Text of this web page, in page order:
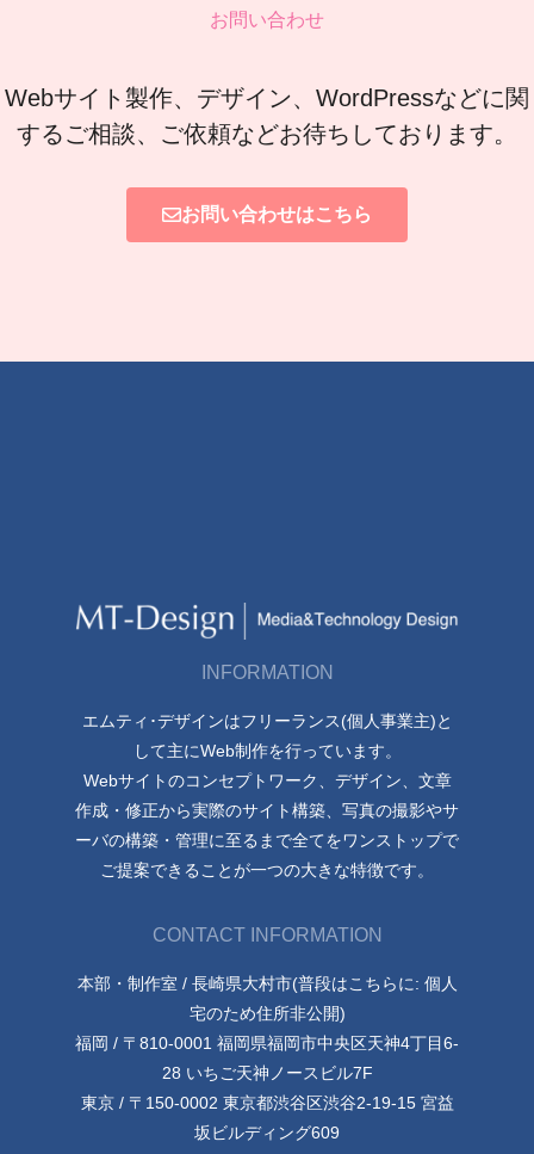
お問い合わせ
Webサイト製作、デザイン、WordPressなどに関
するご相談、ご依頼などお待ちしております。
お問い合わせはこちら
INFORMATION
エムティ･デザインはフリーランス(個人事業主)と
して主にWeb制作を行っています。
Webサイトのコンセプトワーク、デザイン、文章
作成・修正から実際のサイト構築、写真の撮影やサ
ーバの構築・管理に至るまで全てをワンストップで
ご提案できることが一つの大きな特徴です。
CONTACT INFORMATION
本部・制作室 / 長崎県大村市(普段はこちらに: 個人
宅のため住所非公開)
福岡 / 〒810-0001 福岡県福岡市中央区天神4丁目6-
28 いちご天神ノースビル7F
東京 / 〒150-0002 東京都渋谷区渋谷2-19-15 宮益
坂ビルディング609